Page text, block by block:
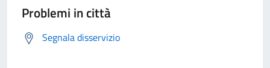
Problemi in città
Segnala disservizio